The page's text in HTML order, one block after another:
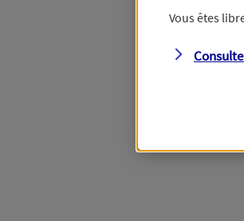
Vous êtes